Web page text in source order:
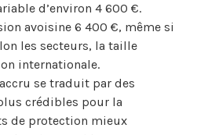
d’environ 4 600 €.
avoisine 6 400 €, même si
les secteurs, la taille
internationale.
se traduit par des
crédibles pour la
de protection mieux